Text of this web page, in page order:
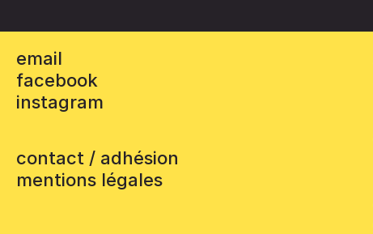
email
facebook
instagram
contact / adhésion
mentions légales